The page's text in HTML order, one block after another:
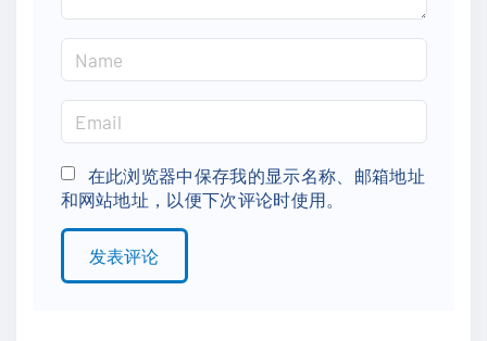
a
e
*
m
a
i
l
在此浏览器中保存我的显示名称、邮箱地址
和网站地址，以便下次评论时使用。